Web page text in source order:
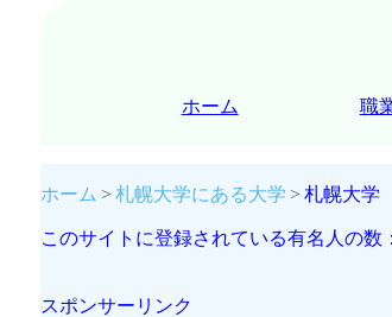
ホーム 職
ホーム 札幌大学にある大学 札幌大学
このサイトに登録されている有名人の数
スポンサーリンク